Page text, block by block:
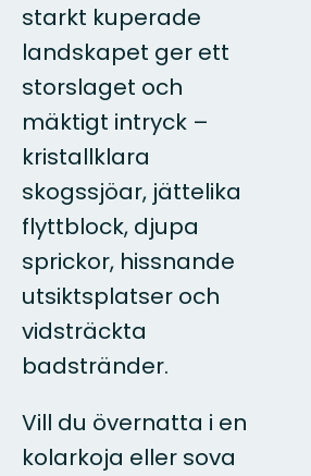
starkt kuperade
landskapet ger ett
storslaget och
mäktigt intryck –
kristallklara
skogssjöar, jättelika
flyttblock, djupa
sprickor, hissnande
utsiktsplatser och
vidsträckta
badstränder.
Vill du övernatta i en
kolarkoja eller sova